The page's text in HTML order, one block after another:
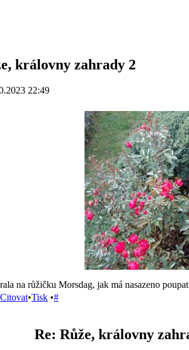
královny zahrady 2
22:49
na růžičku Morsdag, jak má nasazeno
Citovat•Tisk •#
Re: Růže, královny